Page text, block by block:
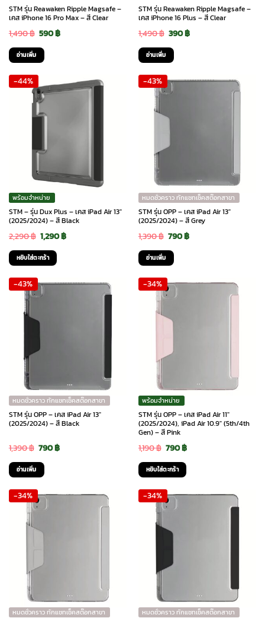
STM รุ่น Reawaken Ripple Magsafe –
เคส iPhone 16 Pro Max – สี Clear
1,490฿ Original
price
was:
1,490 ฿.
590฿Current
590 ฿.
อ่านเพิ่ม
STM รุ่น Reawaken Ripple Magsafe –
เคส iPhone 16 Plus – สี Clear
1,490฿ Original
price
was:
1,490 ฿.
390฿Current
390 ฿.
อ่านเพิ่ม
-44%
พร้อมจำหน่าย
STM – รุ่น Dux Plus – เคส iPad Air 13″
(2025/2024) – สี Black
2,290฿ Original
price
was:
2,290 ฿.
1,290฿Current
1,290 ฿.
หยิบใส่ตะกร้า
-43%
หมดชั่วคราว ทักแชทเช็คสต๊อกสาขา
STM รุ่น OPP – เคส iPad Air 13″
(2025/2024) – สี Grey
1,390฿ Original
price
was:
1,390 ฿.
790฿Current
790 ฿.
อ่านเพิ่ม
-43%
หมดชั่วคราว ทักแชทเช็คสต๊อกสาขา
STM รุ่น OPP – เคส iPad Air 13″
(2025/2024) – สี Black
1,390฿ Original
price
was:
1,390 ฿.
790฿Current
790 ฿.
อ่านเพิ่ม
-34%
พร้อมจำหน่าย
STM รุ่น OPP – เคส iPad Air 11″
(2025/2024), iPad Air 10.9″ (5th/4th
Gen) – สี Pink
1,190฿ Original
price
was:
1,190 ฿.
790฿Current
790 ฿.
หยิบใส่ตะกร้า
-34%
หมดชั่วคราว ทักแชทเช็คสต๊อกสาขา
-34%
หมดชั่วคราว ทักแชทเช็คสต๊อกสาขา